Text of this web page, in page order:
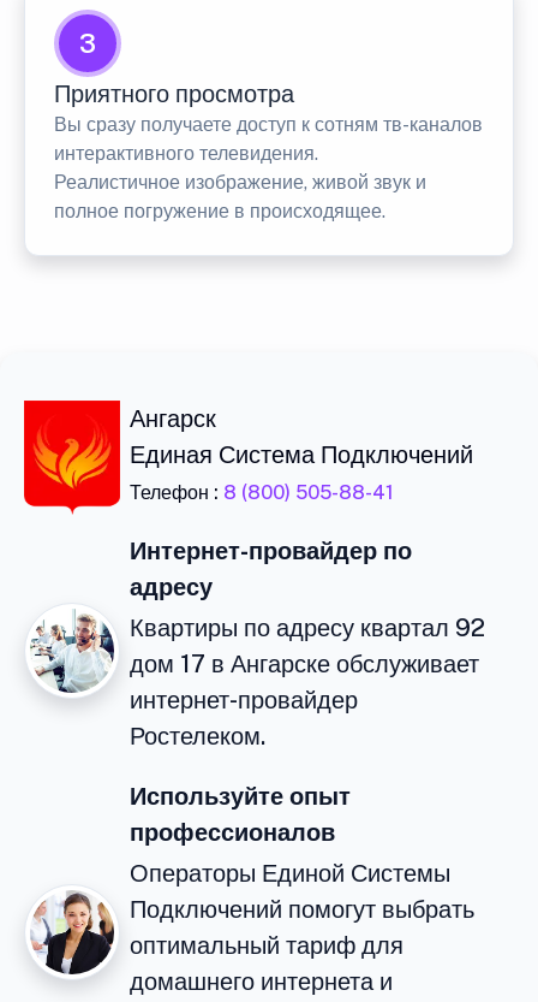
3
Приятного просмотра
Вы сразу получаете доступ к сотням тв-каналов
интерактивного телевидения.
Реалистичное изображение, живой звук и
полное погружение в происходящее.
Ангарск
Единая Система Подключений
Телефон : 8 (800) 505-88-41
Интернет-провайдер по
адресу
Квартиры по адресу квартал 92
дом 17 в Ангарске обслуживает
интернет-провайдер
Ростелеком.
Используйте опыт
профессионалов
Операторы Единой Системы
Подключений помогут выбрать
оптимальный тариф для
домашнего интернета и